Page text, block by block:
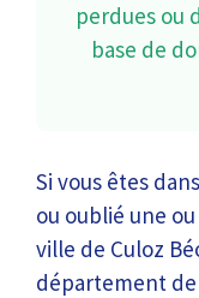
perdues ou
base de
Si vous êtes
ou oublié une
ville de Culoz
département de